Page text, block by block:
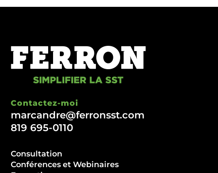
Contactez-moi
marcandre@ferronsst.com
819 695-0110
Consultation
Conférences et Webinaires